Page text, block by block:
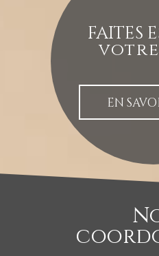
FAITES
votre
EN